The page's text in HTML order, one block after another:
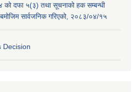
को दफा ५(३) तथा सूचनाको हक सम्बन्धी
सार्वजनिक गरिएको, २०८३/०४/१५
Decision